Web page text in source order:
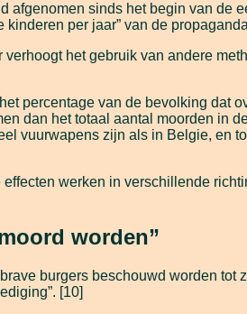
sinds het begin van de
per jaar” van de
het gebruik van andere
percentage van de bevolking dat
dan het totaal aantal moorden in
vuurwapens zijn als in Belgie, en
werken in verschillende
worden”
burgers beschouwd worden tot
[10]